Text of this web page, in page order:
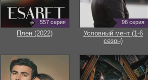
557 серия
Плен (2022)
98 серия
Условный мент (1-6
сезон)